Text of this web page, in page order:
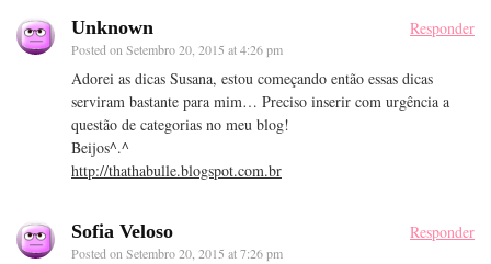
Unknown
Posted onSetembro 20, 2015 at 4:26 pm
Responder
Adorei as dicas Susana, estou começando então essas dicas
serviram bastante para mim… Preciso inserir com urgência a
questão de categorias no meu blog!
Beijos^.^
http://thathabulle.blogspot.com.br
Sofia Veloso
Posted onSetembro 20, 2015 at 7:26 pm
Responder